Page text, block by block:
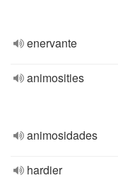
enervante
animosities
animosidades
hardier